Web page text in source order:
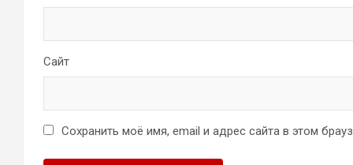
Сайт
Сохранить моё имя, email и адрес сайта в этом